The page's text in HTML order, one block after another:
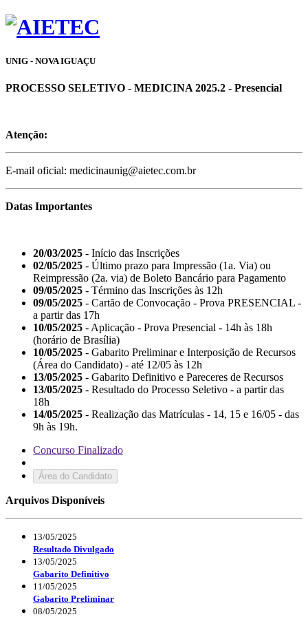
UNIG - NOVA IGUAÇU
PROCESSO SELETIVO - MEDICINA 2025.2 - Presencial
Atenção:
E-mail oficial: medicinaunig@aietec.com.br
Datas Importantes
20/03/2025 - Início das Inscrições
02/05/2025 - Último prazo para Impressão (1a. Via) ou
Reimpressão (2a. via) de Boleto Bancário para Pagamento
09/05/2025 - Término das Inscrições às 12h
09/05/2025 - Cartão de Convocação - Prova PRESENCIAL -
a partir das 17h
10/05/2025 - Aplicação - Prova Presencial - 14h às 18h
(horário de Brasília)
10/05/2025 - Gabarito Preliminar e Interposição de Recursos
(Área do Candidato) - até 12/05 às 12h
13/05/2025 - Gabarito Definitivo e Pareceres de Recursos
13/05/2025 - Resultado do Processo Seletivo - a partir das
18h
14/05/2025 - Realização das Matrículas - 14, 15 e 16/05 - das
9h às 19h.
Concurso Finalizado
Área do Candidato
Arquivos Disponíveis
13/05/2025
Resultado Divulgado
13/05/2025
Gabarito Definitivo
11/05/2025
Gabarito Preliminar
08/05/2025